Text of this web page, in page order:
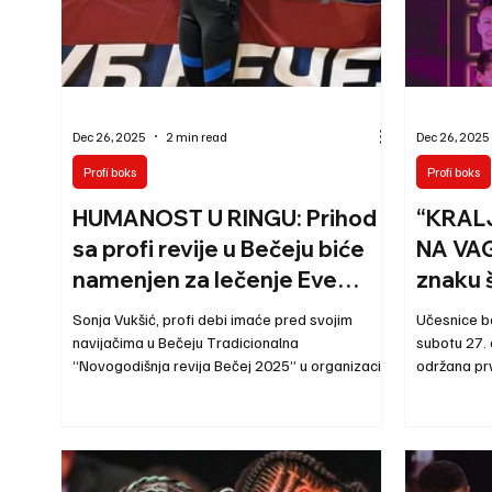
HUMANOST U RINGU: Prihod
sa profi revije u Bečeju biće
namenjen za lečenje Eve
Halaši
Sonja Vukšić, profi debi imaće pred svojim
navijačima u Bečeju Tradicionalna
“Novogodišnja revija Bečej 2025” u organizaciji
Revija će ovoga puta da bude humanitarnog
karaktera. Prihod od prodatih ulaznica biće
Profi boks
Dec 26, 2025 2 min read
NA
znaku
Učesnice
subotu 27.
održana
da
Profi boks
Dec 26, 2025